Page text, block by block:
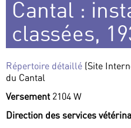
Cantal :
classées,
Répertoire détaillé (Site
du Cantal
Versement 2104 W
Direction des services